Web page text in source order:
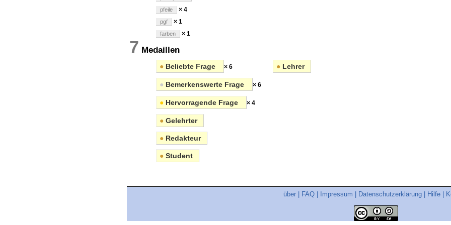
pfeile × 4
pgf × 1
farben × 1
7 Medaillen
● Beliebte Frage × 6
● Bemerkenswerte Frage × 6
● Hervorragende Frage × 4
● Gelehrter
● Redakteur
● Student
● Lehrer
über FAQ Impressum Datenschutzerklärung Hilfe